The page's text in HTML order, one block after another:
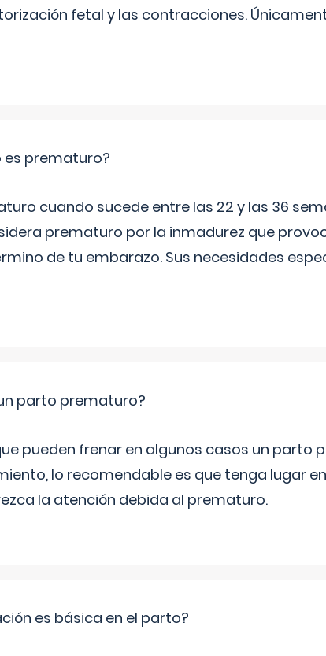
fetal y las contracciones.
es prematuro?
cuando sucede entre las 22 y las 36
prematuro por la inmadurez que
de tu embarazo. Sus necesidades
parto prematuro?
pueden frenar en algunos casos un parto
lo recomendable es que tenga lugar
la atención debida al prematuro.
es básica en el parto?